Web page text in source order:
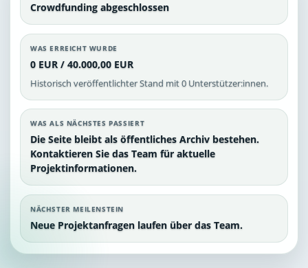
Crowdfunding abgeschlossen
WAS ERREICHT WURDE
0 EUR / 40.000,00 EUR
Historisch veröffentlichter Stand mit 0 Unterstützer:innen.
WAS ALS NÄCHSTES PASSIERT
Die Seite bleibt als öffentliches Archiv bestehen.
Kontaktieren Sie das Team für aktuelle
Projektinformationen.
NÄCHSTER MEILENSTEIN
Neue Projektanfragen laufen über das Team.